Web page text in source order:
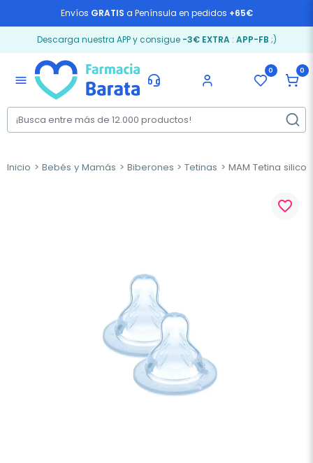
Envíos GRATIS a Península en pedidos +65€
Descarga nuestra APP y consigue -3€ EXTRA: APP-FB ;)
menu
0 0
Inicio Bebés y Mamás Biberones Tetinas MAM Tetina
favorite_border